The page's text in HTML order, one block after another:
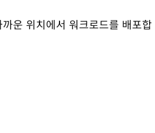
운 위치에서 워크로드를 배포합